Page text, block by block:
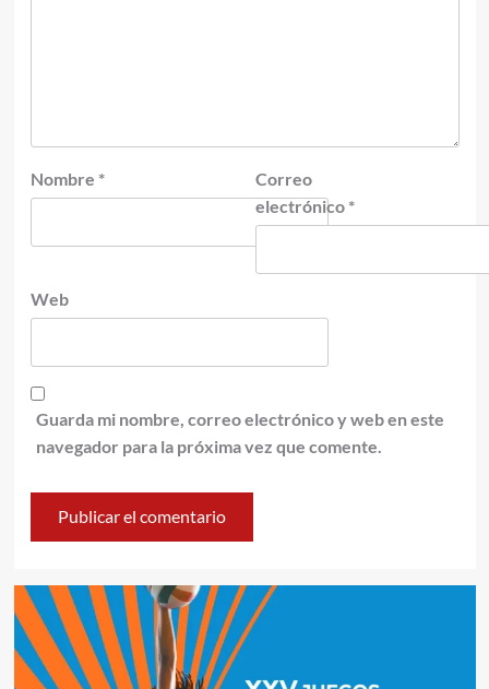
Nombre *
Correo
electrónico *
Web
Guarda mi nombre, correo electrónico y web en este
navegador para la próxima vez que comente.